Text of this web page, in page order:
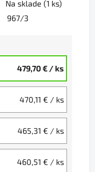
Na sklade (1 ks)
967/3
479,70 € / ks
470,11 € / ks
465,31 € / ks
460,51 € / ks